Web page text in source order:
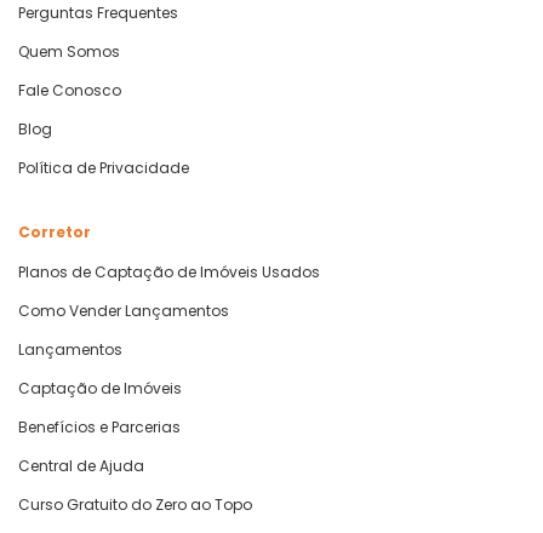
Perguntas Frequentes
Quem Somos
Fale Conosco
Blog
Política de Privacidade
Corretor
Planos de Captação de Imóveis Usados
Como Vender Lançamentos
Lançamentos
Captação de Imóveis
Benefícios e Parcerias
Central de Ajuda
Curso Gratuito do Zero ao Topo